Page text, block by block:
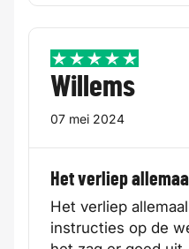
5 / 5
Willems
07 mei 2024
Het verliep
Het verliep
instructies op de